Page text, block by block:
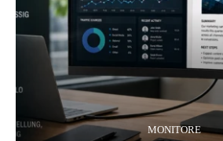
MONITORE